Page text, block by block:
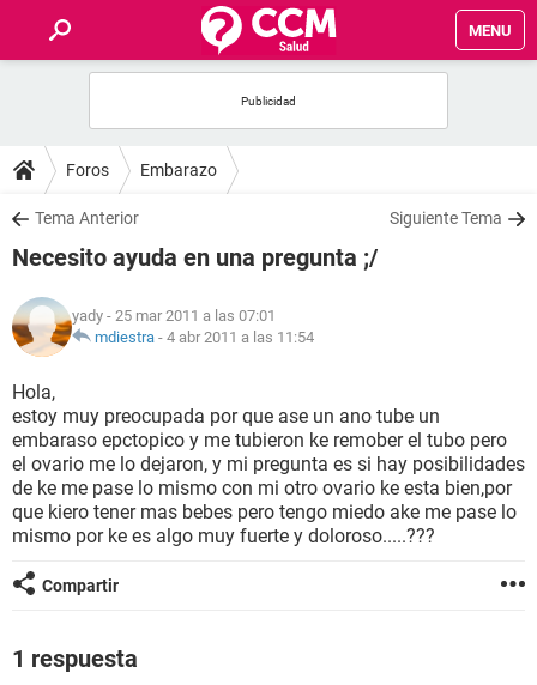
MENU
FOROS
SALUD
NUTRICIÓN
BIENESTAR
SEXUALIDAD
GLOSARIO
Foros Embarazo
Tema Anterior Siguiente Tema
Necesito ayuda en una pregunta ;/
yady - 25 mar 2011 a las 07:01
mdiestra - 4 abr 2011 a las 11:54
Hola,
estoy muy preocupada por que ase un ano tube un
embaraso epctopico y me tubieron ke remober el tubo pero
el ovario me lo dejaron, y mi pregunta es si hay posibilidades
de ke me pase lo mismo con mi otro ovario ke esta bien,por
que kiero tener mas bebes pero tengo miedo ake me pase lo
mismo por ke es algo muy fuerte y doloroso.....???
Compartir
1 respuesta